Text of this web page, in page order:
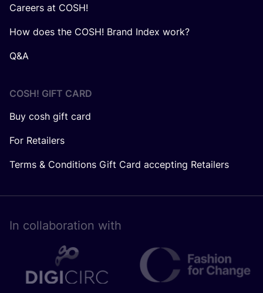
Careers at COSH!
How does the COSH! Brand Index work?
Q&A
COSH! GIFT CARD
Buy cosh gift card
For Retailers
Terms & Conditions Gift Card accepting Retailers
In collaboration with